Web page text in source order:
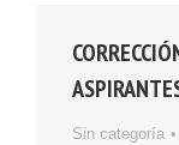
Sin categoría